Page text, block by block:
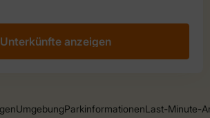
Unterkünfte anzeigen